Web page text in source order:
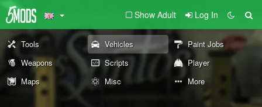
Show Adult Log In
Tools Vehicles
Paint Jobs
Weapons
Scripts
Player
Maps
Misc More